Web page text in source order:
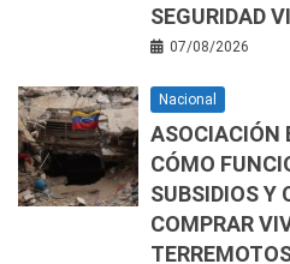
SEGURIDAD
07/08/2026
Nacional
ASOCIACIÓN
CÓMO
SUBSIDIOS Y
COMPRAR